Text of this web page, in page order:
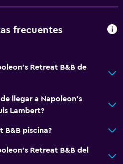
frecuentes
Retreat B&B de
llegar a Napoleon's
Lambert?
B&B piscina?
Retreat B&B del